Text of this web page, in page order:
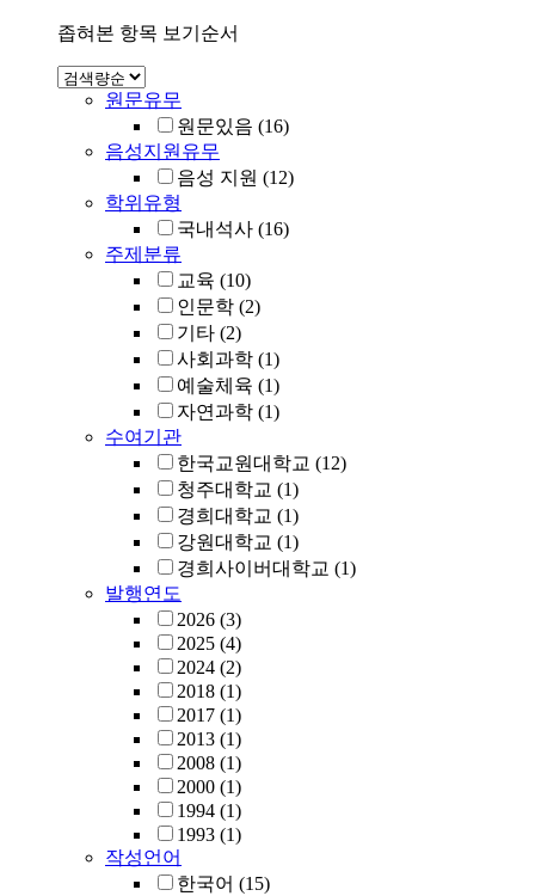
좁혀본 항목 보기순서
원문유무
원문있음 (16)
음성지원유무
음성 지원 (12)
학위유형
국내석사 (16)
주제분류
교육 (10)
인문학 (2)
기타 (2)
사회과학 (1)
예술체육 (1)
자연과학 (1)
수여기관
한국교원대학교 (12)
청주대학교 (1)
경희대학교 (1)
강원대학교 (1)
경희사이버대학교 (1)
발행연도
2026 (3)
2025 (4)
2024 (2)
2018 (1)
2017 (1)
2013 (1)
2008 (1)
2000 (1)
1994 (1)
1993 (1)
작성언어
한국어 (15)